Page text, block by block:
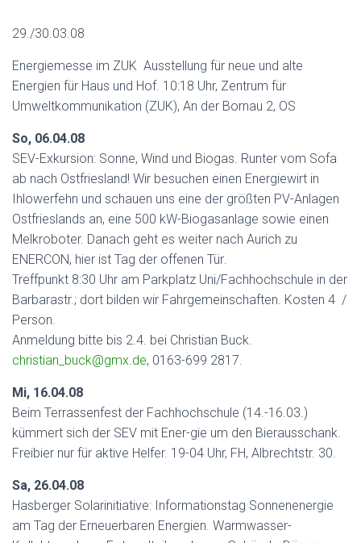
29./30.03.08
Energiemesse im ZUK  Ausstellung für neue und alte
Energien für Haus und Hof. 10:18 Uhr, Zentrum für
Umweltkommunikation (ZUK), An der Bornau 2, OS
So, 06.04.08
SEV-Exkursion: Sonne, Wind und Biogas. Runter vom Sofa
ab nach Ostfriesland! Wir besuchen einen Energiewirt in
Ihlowerfehn und schauen uns eine der größten PV-Anlagen
Ostfrieslands an, eine 500 kW-Biogasanlage sowie einen
Melkroboter. Danach geht es weiter nach Aurich zu
ENERCON, hier ist Tag der offenen Tür.
Treffpunkt 8:30 Uhr am Parkplatz Uni/Fachhochschule in der
Barbarastr.; dort bilden wir Fahrgemeinschaften. Kosten 4  /
Person.
Anmeldung bitte bis 2.4. bei Christian Buck.
christian_buck@gmx.de, 0163-699 2817.
Mi, 16.04.08
Beim Terrassenfest der Fachhochschule (14.-16.03.)
kümmert sich der SEV mit Ener-gie um den Bierausschank.
Freibier nur für aktive Helfer. 19-04 Uhr, FH, Albrechtstr. 30.
Sa, 26.04.08
Hasberger Solarinitiative: Informationstag Sonnenenergie
am Tag der Erneuerbaren Energien. Warmwasser-